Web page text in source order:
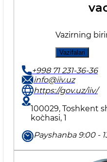
Vazirning
Vazifalari
+998 71 231-36-36
info@iiv.uz
https://gov.uz/iiv/
100029, Toshkent
ko`chаsi, 1
Payshanba 9:00 -